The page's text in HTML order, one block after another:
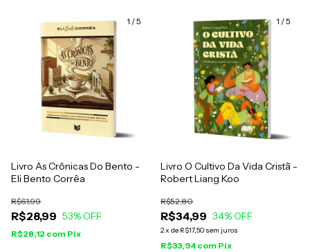
1 /5
Livro As Crônicas Do Bento -
Eli Bento Corrêa
R$28,99
R$61,99
53% OFF
R$28,12 com Pix
1 /5
Livro O Cultivo Da Vida Cristã -
Robert Liang Koo
R$34,99
R$52,80
34% OFF
2x de R$17,50 sem juros
R$33,94 com Pix